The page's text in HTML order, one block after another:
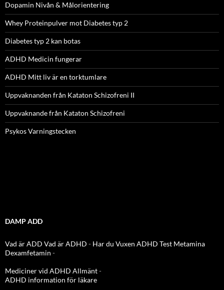
Dopamin Nivån & Målorientering
Whey Proteinpulver mot Diabetes typ 2
Diabetes typ 2 kan botas
ADHD Medicin fungerar
ADHD Mitt liv är en torktumlare
Uppvaknanden från Kataton Schizofreni II
Uppvaknande från Kataton Schizofreni
Psykos Varningstecken
DAMP ADD
Vad är ADD Vad är ADHD - Har du Vuxen ADHD Test Metamina
Dexamfetamin -
Mediciner vid ADHD Allmänt-
ADHD information för läkare